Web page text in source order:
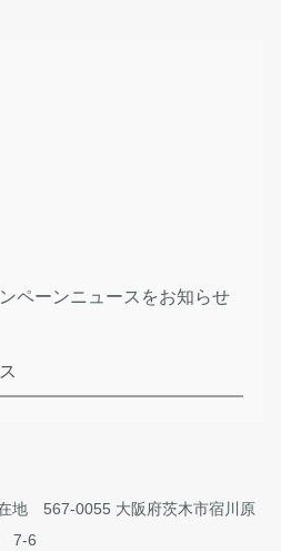
ペーンニュースをお知らせ
地 567-0055 大阪府茨木市宿川原
7-6